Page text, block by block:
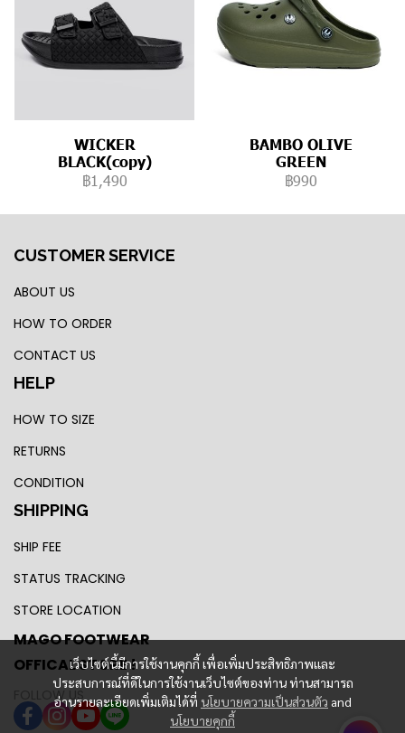
WICKER
BLACK(copy)
฿1,490
BAMBO OLIVE
GREEN
฿990
เว็บไซต์นี้มีการใช้งานคุกกี้ เพื่อเพิ่มประสิทธิภาพและ
ประสบการณ์ที่ดีในการใช้งานเว็บไซต์ของท่าน ท่านสามารถ
อ่านรายละเอียดเพิ่มเติมได้ที่ นโยบายความเป็นส่วนตัว and
นโยบายคุกกี้
CUSTOMER SERVICE
ABOUT US
HOW TO ORDER
CONTACT US
HELP
HOW TO SIZE
RETURNS
CONDITION
SHIPPING
SHIP FEE
STATUS TRACKING
STORE LOCATION
MAGO FOOTWEAR
OFFICAL STORE !
FOLLOW US